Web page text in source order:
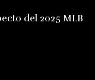
del 2025 MLB